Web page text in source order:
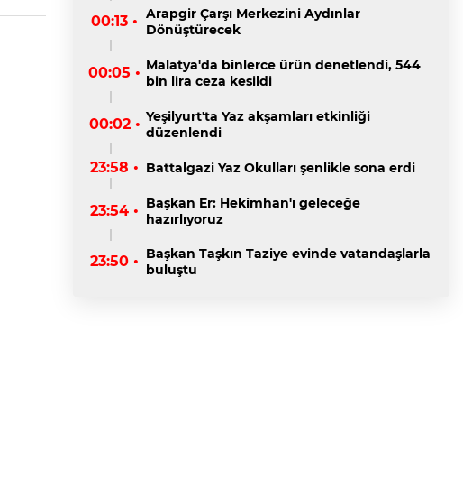
00:13 • Arapgir Çarşı Merkezini Aydınlar
Dönüştürecek
00:05 • Malatya'da binlerce ürün denetlendi, 544
bin lira ceza kesildi
00:02 • Yeşilyurt'ta Yaz akşamları etkinliği
düzenlendi
23:58 • Battalgazi Yaz Okulları şenlikle sona erdi
23:54 • Başkan Er: Hekimhan'ı geleceğe
hazırlıyoruz
23:50 • Başkan Taşkın Taziye evinde vatandaşlarla
buluştu